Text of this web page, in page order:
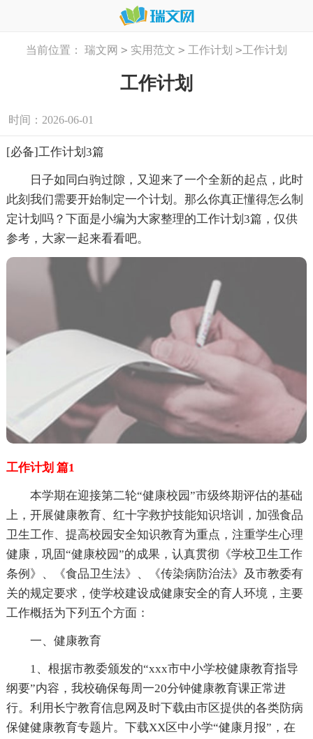
当前位置： 瑞文网 > 实用范文 > 工作计划 >工作计划
工作计划
时间：2026-06-01
[必备]工作计划3篇
日子如同白驹过隙，又迎来了一个全新的起点，此时
此刻我们需要开始制定一个计划。那么你真正懂得怎么制
定计划吗？下面是小编为大家整理的工作计划3篇，仅供
参考，大家一起来看看吧。
工作计划 篇1
本学期在迎接第二轮“健康校园”市级终期评估的基础
上，开展健康教育、红十字救护技能知识培训，加强食品
卫生工作、提高校园安全知识教育为重点，注重学生心理
健康，巩固“健康校园”的成果，认真贯彻《学校卫生工作
条例》、《食品卫生法》、《传染病防治法》及市教委有
关的规定要求，使学校建设成健康安全的育人环境，主要
工作概括为下列五个方面：
一、健康教育
1、根据市教委颁发的“xxx市中小学校健康教育指导
纲要”内容，我校确保每周一20分钟健康教育课正常进
行。利用长宁教育信息网及时下载由市区提供的各类防病
保健健康教育专题片。下载XX区中小学“健康月报”，在